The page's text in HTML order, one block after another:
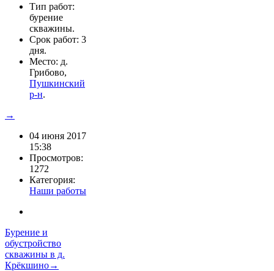
Тип работ:
бурение
скважины.
Срок работ: 3
дня.
Место: д.
Грибово,
Пушкинский
р-н.
→
04 июня 2017
15:38
Просмотров:
1272
Категория:
Наши работы
Бурение и
обустройство
скважины в д.
Крёкшино→